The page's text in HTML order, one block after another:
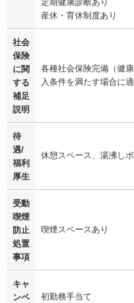
定期健康診断あり
産休・育休制度あり
社会
保険
に関
する
補足
説明
各種社会保険完備（健
入条件を満たす場合に適
待
遇/
福利
厚生
休憩スペース、湯沸し
受動
喫煙
防止
処置
事項
喫煙スペースあり
キャ
ンペ
初勤務手当て